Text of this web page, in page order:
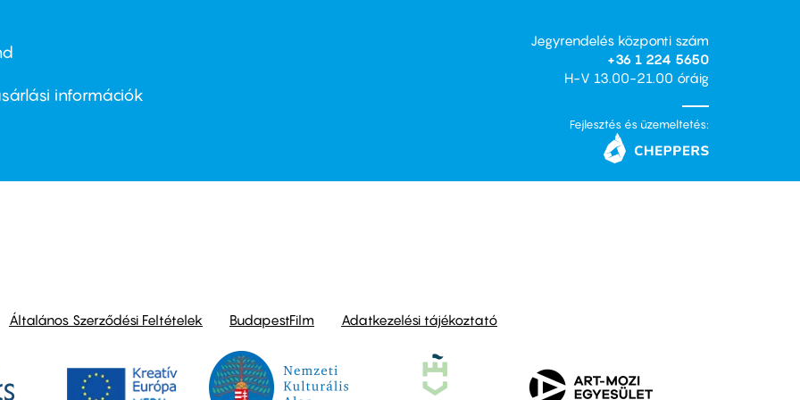
információk
Jegyrendelés központi szám
+36 1 224 5650
H-V 13.00-21.00 óráig
Fejlesztés és üzemeltetés:
Általános Szerződési Feltételek BudapestFilm Adatkezelési tájékoztató